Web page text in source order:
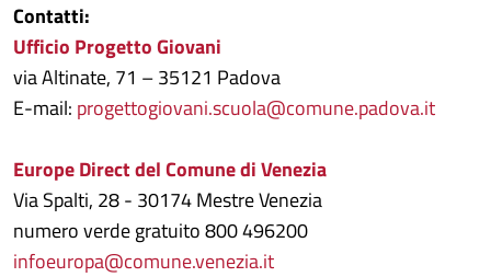
Contatti:
Ufficio Progetto Giovani
via Altinate, 71 – 35121 Padova
E-mail: progettogiovani.scuola@comune.padova.it
Europe Direct del Comune di Venezia
Via Spalti, 28 - 30174 Mestre Venezia
numero verde gratuito 800 496200
infoeuropa@comune.venezia.it